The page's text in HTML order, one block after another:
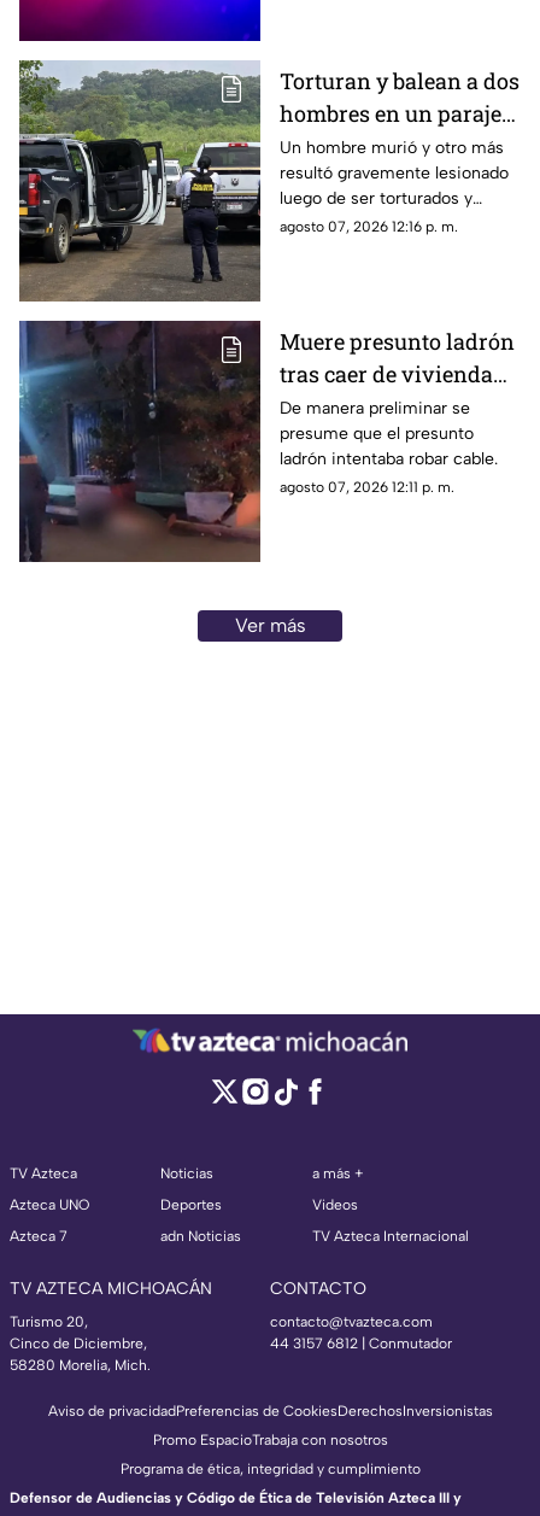
Torturan y balean a dos
hombres en un paraje
de Morelia; uno muere
y otro queda herido
Un hombre murió y otro más
resultó gravemente lesionado
luego de ser torturados y
atacados a balazos por sujetos
agosto 07, 2026 12:16 p. m.
Muere presunto ladrón
tras caer de vivienda
en Morelia
De manera preliminar se
presume que el presunto
ladrón intentaba robar cable.
agosto 07, 2026 12:11 p. m.
Ver más
TV Azteca
Azteca UNO
Azteca 7
Noticias
Deportes
adn Noticias
a más +
Videos
TV Azteca Internacional
TV AZTECA MICHOACÁN
Turismo 20,
Cinco de Diciembre,
58280 Morelia, Mich.
CONTACTO
contacto@tvazteca.com
44 3157 6812 | Conmutador
Aviso de privacidadPreferencias de CookiesDerechosInversionistas
Promo EspacioTrabaja con nosotros
Programa de ética, integridad y cumplimiento
Defensor de Audiencias y Código de Ética de Televisión Azteca III y